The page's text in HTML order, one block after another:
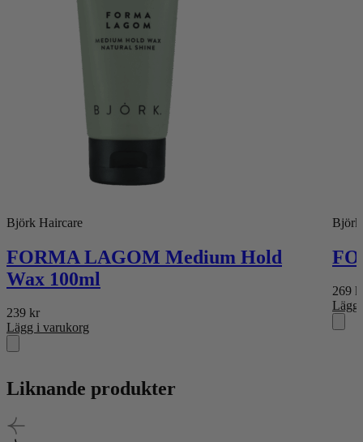
Björk Haircare
FORMA LAGOM Medium Hold
Wax 100ml
239 kr
Lägg i varukorg
Björk
269
Lägg
Liknande produkter